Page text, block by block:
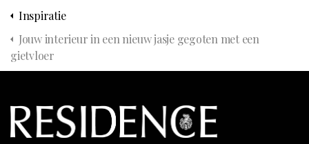
Inspiratie
Jouw interieur in een nieuw jasje gegoten met een
gietvloer